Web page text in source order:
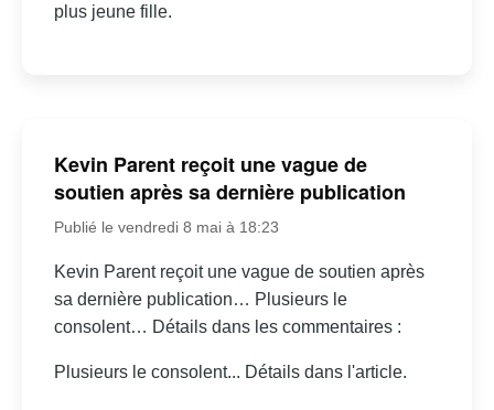
plus jeune fille.
Kevin Parent reçoit une vague de
soutien après sa dernière publication
Publié le vendredi 8 mai à 18:23
Kevin Parent reçoit une vague de soutien après
sa dernière publication… Plusieurs le
consolent… Détails dans les commentaires :
Plusieurs le consolent... Détails dans l'article.